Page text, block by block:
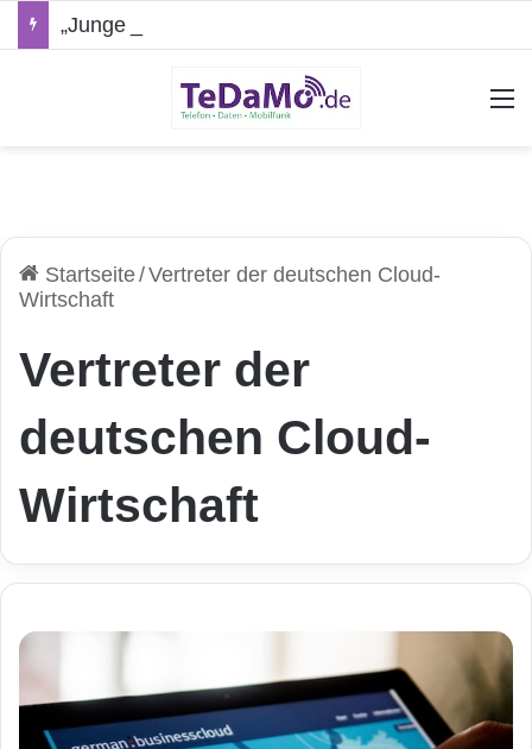
Startseite/Vertreter der deutschen Cloud-
Wirtschaft
Vertreter der
deutschen Cloud-
Wirtschaft